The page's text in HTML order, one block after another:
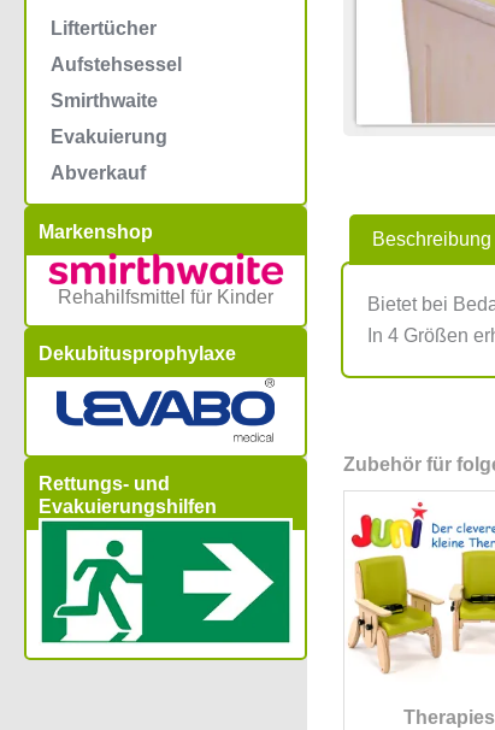
Liftertücher
Aufstehsessel
Smirthwaite
Evakuierung
Abverkauf
Markenshop
Rehahilfsmittel für Kinder
Dekubitusprophylaxe
Rettungs- und
Evakuierungshilfen
Beschreibung
Bietet bei
In 4 Größen
Zubehör für